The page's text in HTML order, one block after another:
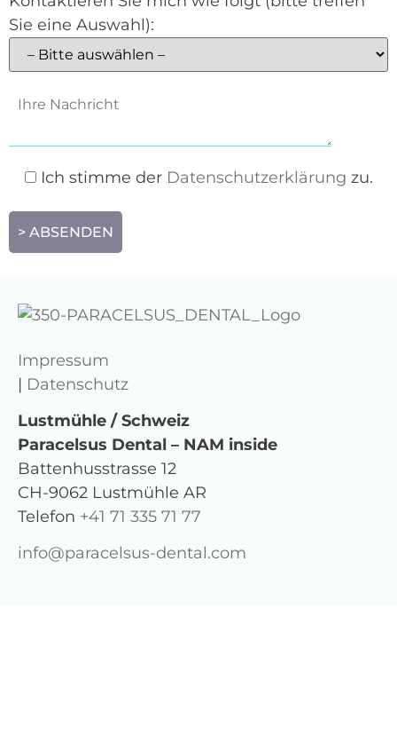
Sie eine Auswahl):
Ich stimme der Datenschutzerklärung zu.
Impressum
| Datenschutz
Lustmühle / Schweiz
Paracelsus Dental – NAM inside
Battenhusstrasse 12
CH-9062 Lustmühle AR
Telefon +41 71 335 71 77
info@paracelsus-dental.com